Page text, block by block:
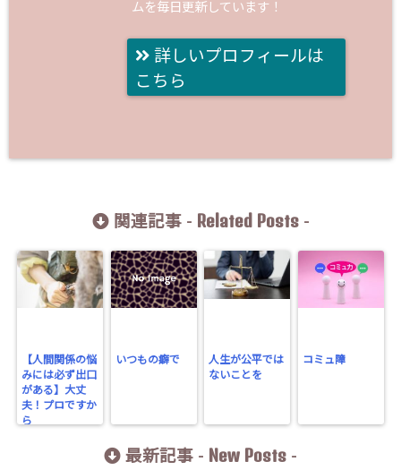
ムを毎日更新しています！
詳しいプロフィールは
こちら
関連記事 - Related Posts-
【人間関係の悩
みには必ず出口
がある】大丈
夫！プロですか
ら
いつもの癖で
人生が公平では
ないことを
コミュ障
最新記事 - New Posts -